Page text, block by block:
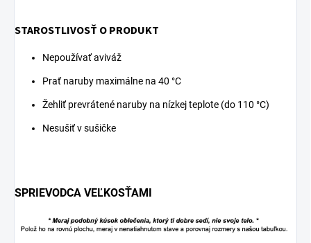
STAROSTLIVOSŤ O PRODUKT
Nepoužívať aviváž
Prať naruby maximálne na 40 °C
Žehliť prevrátené naruby na nízkej teplote (do 110 °C)
Nesušiť v sušičke
SPRIEVODCA VEĽKOSŤAMI